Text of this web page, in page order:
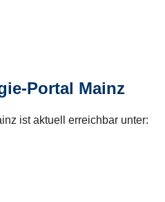
Portal Mainz
ist aktuell erreichbar unter: